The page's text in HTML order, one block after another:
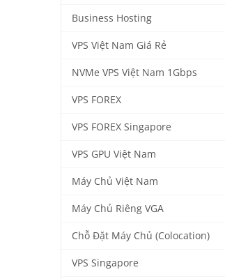
Business Hosting
VPS Việt Nam Giá Rẻ
NVMe VPS Việt Nam 1Gbps
VPS FOREX
VPS FOREX Singapore
VPS GPU Việt Nam
Máy Chủ Việt Nam
Máy Chủ Riêng VGA
Chỗ Đặt Máy Chủ (Colocation)
VPS Singapore